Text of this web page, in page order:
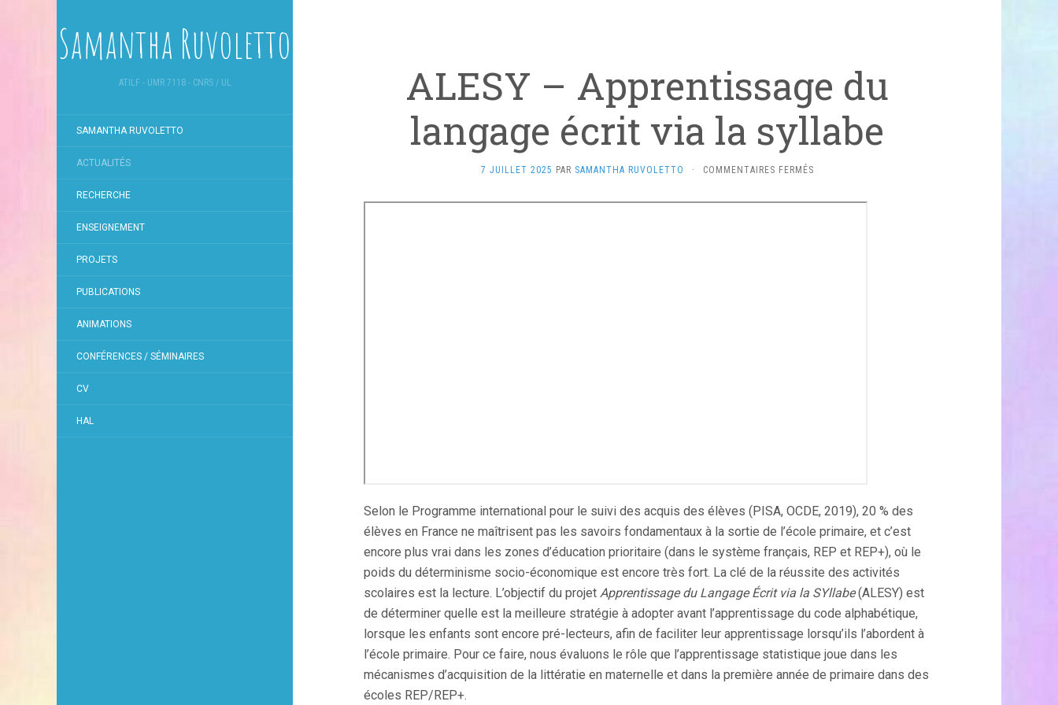
Samantha Ruvoletto
ATILF - UMR 7118 - CNRS / UL
SAMANTHA RUVOLETTO
ACTUALITÉS
RECHERCHE
ENSEIGNEMENT
PROJETS
PUBLICATIONS
ANIMATIONS
CONFÉRENCES / SÉMINAIRES
CV
HAL
ALESY – Apprentissage du
langage écrit via la syllabe
7 JUILLET 2025 PAR SAMANTHA RUVOLETTO · COMMENTAIRES FERMÉSSUR
–
Selon le Programme international pour le suivi des acquis des élèves (PISA, OCDE, 2019), 20 % des
élèves en France ne maîtrisent pas les savoirs fondamentaux à la sortie de l’école primaire, et c’est
encore plus vrai dans les zones d’éducation prioritaire (dans le système français, REP et REP+), où le
poids du déterminisme socio-économique est encore très fort. La clé de la réussite des activités
scolaires est la lecture. L’objectif du projet Apprentissage du Langage Écrit via la SYllabe(ALESY) est
de déterminer quelle est la meilleure stratégie à adopter avant l’apprentissage du code alphabétique,
lorsque les enfants sont encore pré-lecteurs, afin de faciliter leur apprentissage lorsqu’ils l’abordent à
l’école primaire. Pour ce faire, nous évaluons le rôle que l’apprentissage statistique joue dans les
mécanismes d’acquisition de la littératie en maternelle et dans la première année de primaire dans des
écoles REP/REP+.